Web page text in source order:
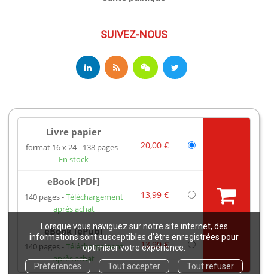
Lorsque vous naviguez sur notre site internet, des
informations sont susceptibles d'être enregistrées pour
optimiser votre expérience.
Préférences
Tout accepter Tout refuser
Livre papier
format 16 x 24 138 pages
En stock
20,00 €
eBook [PDF]
140 pages Téléchargement
après achat
13,99 €
eBook [ePub]
140 pages
Téléchargement
après achat
13,99 €
SUIVEZ-NOUS
CONTACTS
17 av du Hoggar
Téléphone : +33 (0)1 69 18 75 75
Email : books@edpsciences.org
Ouvert du Lundi au Vendredi, de 9h30 à 16h30
Mentions légales
Copyright EDP 2021